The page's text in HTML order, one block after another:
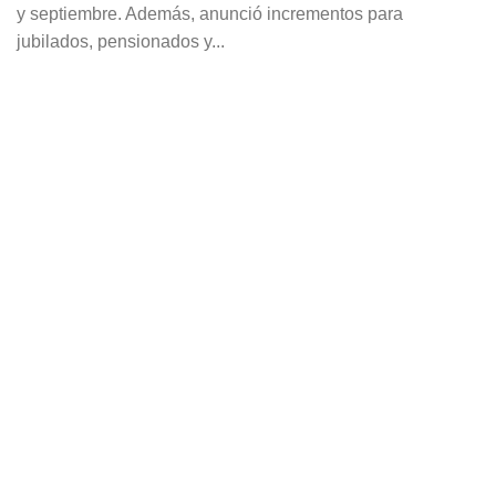
y septiembre. Además, anunció incrementos para
jubilados, pensionados y...